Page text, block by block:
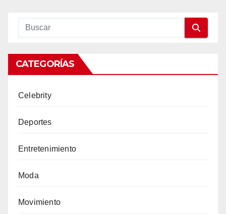
CATEGORÍAS
Celebrity
Deportes
Entretenimiento
Moda
Movimiento